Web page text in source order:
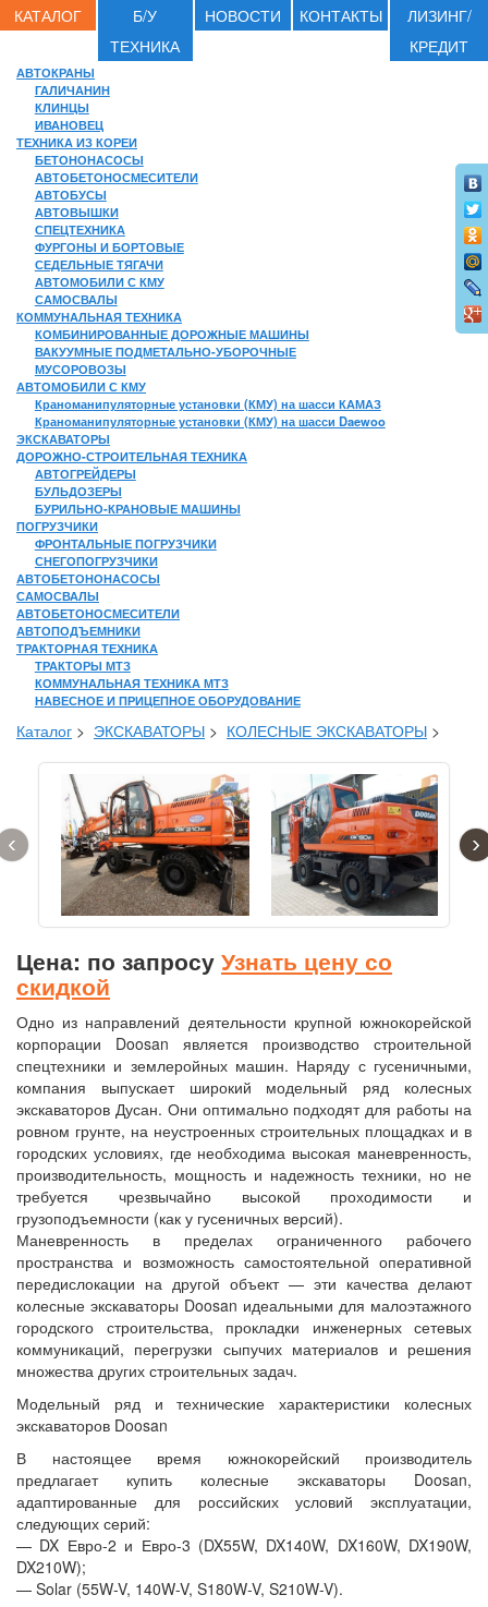
КАТАЛОГ
Б/У
ТЕХНИКА
НОВОСТИ КОНТАКТЫ
ЛИЗИНГ/
КРЕДИТ
АВТОКРАНЫ
ГАЛИЧАНИН
КЛИНЦЫ
ИВАНОВЕЦ
ТЕХНИКА ИЗ КОРЕИ
БЕТОНОНАСОСЫ
АВТОБЕТОНОСМЕСИТЕЛИ
АВТОБУСЫ
АВТОВЫШКИ
СПЕЦТЕХНИКА
ФУРГОНЫ И БОРТОВЫЕ
СЕДЕЛЬНЫЕ ТЯГАЧИ
АВТОМОБИЛИ С КМУ
САМОСВАЛЫ
КОММУНАЛЬНАЯ ТЕХНИКА
КОМБИНИРОВАННЫЕ ДОРОЖНЫЕ МАШИНЫ
ВАКУУМНЫЕ ПОДМЕТАЛЬНО-УБОРОЧНЫЕ
МУСОРОВОЗЫ
АВТОМОБИЛИ С КМУ
Краноманипуляторные установки (КМУ) на шасси КАМАЗ
Краноманипуляторные установки (КМУ) на шасси Daewoo
ЭКСКАВАТОРЫ
ДОРОЖНО-СТРОИТЕЛЬНАЯ ТЕХНИКА
АВТОГРЕЙДЕРЫ
БУЛЬДОЗЕРЫ
БУРИЛЬНО-КРАНОВЫЕ МАШИНЫ
ПОГРУЗЧИКИ
ФРОНТАЛЬНЫЕ ПОГРУЗЧИКИ
СНЕГОПОГРУЗЧИКИ
АВТОБЕТОНОНАСОСЫ
САМОСВАЛЫ
АВТОБЕТОНОСМЕСИТЕЛИ
АВТОПОДЪЕМНИКИ
ТРАКТОРНАЯ ТЕХНИКА
ТРАКТОРЫ МТЗ
КОММУНАЛЬНАЯ ТЕХНИКА МТЗ
НАВЕСНОЕ И ПРИЦЕПНОЕ ОБОРУДОВАНИЕ
Каталог > ЭКСКАВАТОРЫ > КОЛЕСНЫЕ ЭКСКАВАТОРЫ >
‹ ›
Цена: по запросу Узнать цену со
скидкой
Одно из направлений деятельности крупной южнокорейской
корпорации Doosan является производство строительной
спецтехники и землеройных машин. Наряду с гусеничными,
компания выпускает широкий модельный ряд колесных
экскаваторов Дусан. Они оптимально подходят для работы на
ровном грунте, на неустроенных строительных площадках и в
городских условиях, где необходима высокая маневренность,
производительность, мощность и надежность техники, но не
требуется чрезвычайно высокой проходимости и
грузоподъемности (как у гусеничных версий).
Маневренность в пределах ограниченного рабочего
пространства и возможность самостоятельной оперативной
передислокации на другой объект — эти качества делают
колесные экскаваторы Doosan идеальными для малоэтажного
городского строительства, прокладки инженерных сетевых
коммуникаций, перегрузки сыпучих материалов и решения
множества других строительных задач.
Модельный ряд и технические характеристики колесных
экскаваторов Doosan
В настоящее время южнокорейский производитель
предлагает купить колесные экскаваторы Doosan,
адаптированные для российских условий эксплуатации,
следующих серий:
— DX Евро-2 и Евро-3 (DX55W, DX140W, DX160W, DX190W,
DX210W);
— Solar (55W-V, 140W-V, S180W-V, S210W-V).